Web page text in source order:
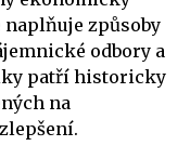
naplňuje způsoby
odbory a
patří historicky
na